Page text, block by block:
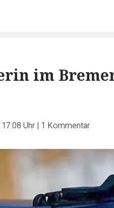
im
Uhr | 1 Kommentar